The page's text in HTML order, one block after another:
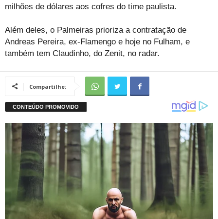
milhões de dólares aos cofres do time paulista.
Além deles, o Palmeiras prioriza a contratação de
Andreas Pereira, ex-Flamengo e hoje no Fulham, e
também tem Claudinho, do Zenit, no radar.
Compartilhe: